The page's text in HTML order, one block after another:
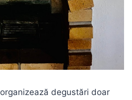
organizează degustări doar